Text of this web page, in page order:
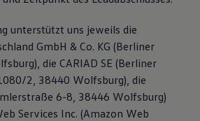
unterstützt uns jeweils die
GmbH & Co. KG (Berliner
die CARIAD SE (Berliner
2, 38440 Wolfsburg), die
6-8, 38446 Wolfsburg)
Services Inc. (Amazon Web